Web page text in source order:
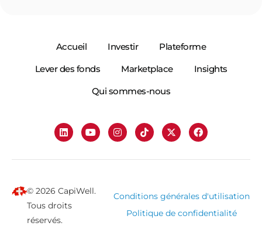
Accueil Investir
Plateforme
Lever des fonds
Marketplace
Insights
Qui sommes-nous
© 2026 CapiWell.
Tous droits
réservés.
Conditions générales d'utilisation
Politique de confidentialité